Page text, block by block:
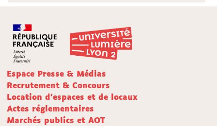
Espace Presse & Médias
Recrutement & Concours
Location d'espaces et de locaux
Actes réglementaires
Marchés publics et AOT